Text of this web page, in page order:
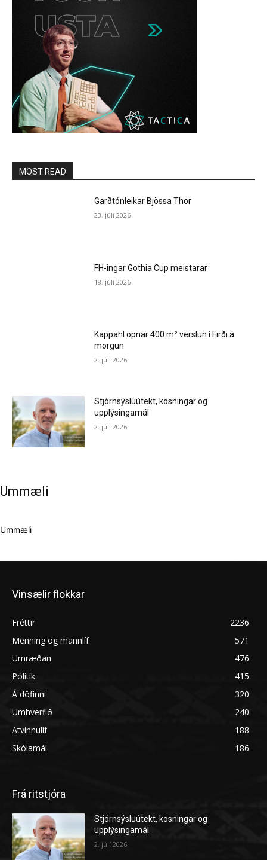
MOST READ
Garðtónleikar Bjössa Thor
23. júlí 2026
FH-ingar Gothia Cup meistarar
18. júlí 2026
Kappahl opnar 400 m² verslun í Firði á
morgun
2. júlí 2026
Stjórnsýsluútekt, kosningar og
upplýsingamál
2. júlí 2026
Ummæli
Ummæli
Vinsælir flokkar
Fréttir
2236
Menning og mannlíf
571
Umræðan
476
Pólitík
415
Á döfinni
320
Umhverfið
240
Atvinnulíf
188
Skólamál
186
Frá ritstjóra
Stjórnsýsluútekt, kosningar og
upplýsingamál
2. júlí 2026